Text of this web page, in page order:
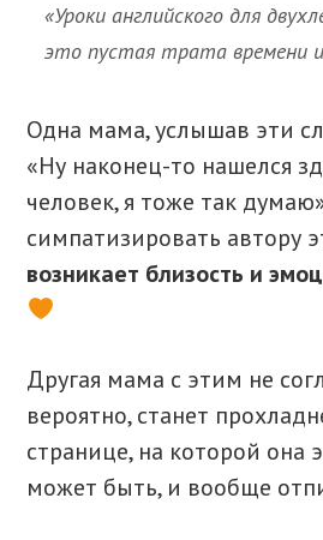
«Уроки английского для
это пустая трата времени и
Одна мама, услышав эти
«Ну наконец-то нашелся
человек, я тоже так
симпатизировать автору
возникает близость и
Другая мама с этим не
вероятно, станет
странице, на которой она
может быть, и вообще